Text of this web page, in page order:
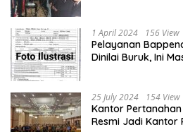
1 April 2024 156 View
Pelayanan
Dinilai Buruk, Ini
25 July 2024 154 View
Kantor
Resmi Jadi Kantor